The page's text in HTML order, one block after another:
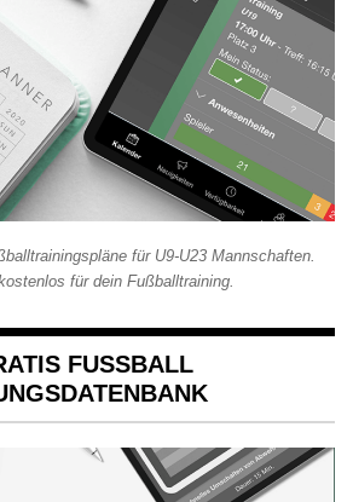
für U9-U23 Mannschaften.
für dein Fußballtraining.
FUSSBALL Ü